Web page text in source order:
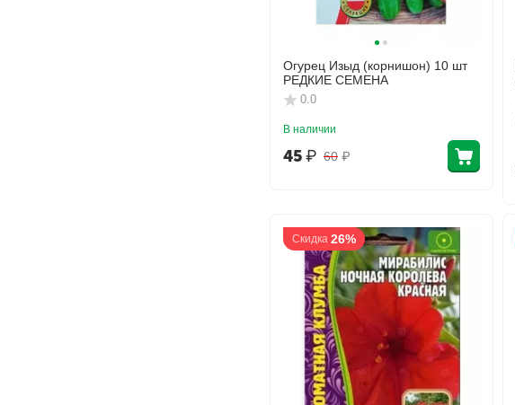
Огурец Изыд (корнишон) 10 шт
РЕДКИЕ СЕМЕНА
0.0
В наличии
60 ₽
45₽
Скидка 26%